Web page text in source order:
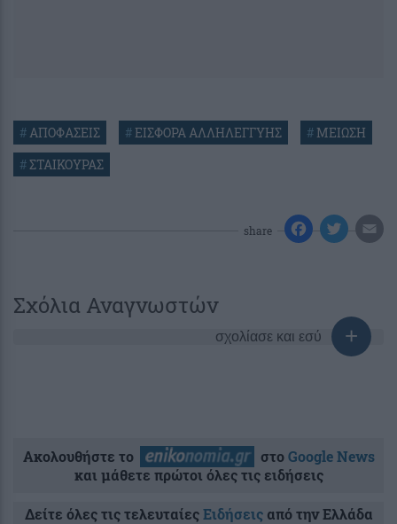
#ΑΠΟΦΑΣΕΙΣ #ΕΙΣΦΟΡΑ ΑΛΛΗΛΕΓΓΥΗΣ # ΜΕΙΩΣΗ
#ΣΤΑΙΚΟΥΡΑΣ
share
Σχόλια Αναγνωστών
σχολίασε και εσύ
Ακολουθήστε το στοGoogle News
και μάθετε πρώτοι όλες τις ειδήσεις
Δείτε όλες τις τελευταίεςΕιδήσειςαπό την Ελλάδα